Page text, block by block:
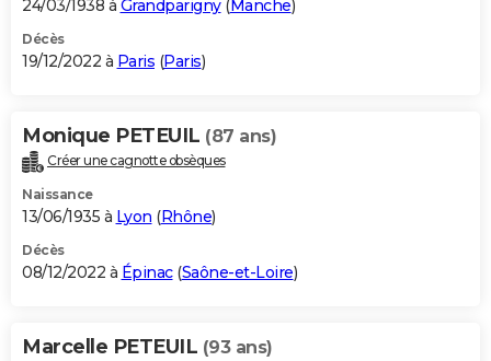
24/03/1938 à Grandparigny( Manche)
Décès
19/12/2022 à Paris (Paris)
Monique PETEUIL (87 ans)
Créer une cagnotte obsèques
Naissance
13/06/1935 à Lyon (Rhône)
Décès
08/12/2022 à Épinac(Saône-et-Loire)
Marcelle PETEUIL (93 ans)